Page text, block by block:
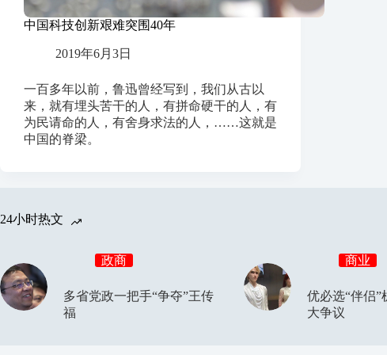
中国科技创新艰难突围40年
2019年6月3日
一百多年以前，鲁迅曾经写到，我们从古以
来，就有埋头苦干的人，有拼命硬干的人，有
为民请命的人，有舍身求法的人，……这就是
中国的脊梁。
24小时热文
政商
多省党政一把手“争夺”王传
福
商业
优必选“伴侣”
大争议